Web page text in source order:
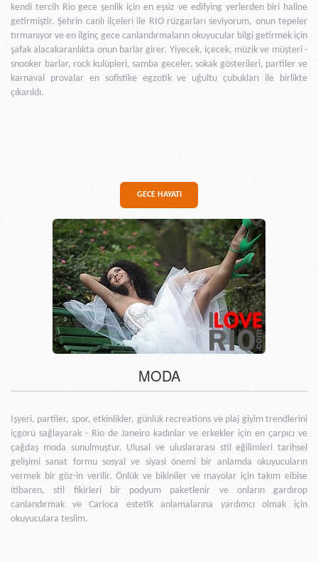
kendi tercih Rio gece şenlik için en eşsiz ve edifying yerlerden biri haline
getirmiştir. Şehrin canlı ilçeleri ile RIO rüzgarları seviyorum, onun tepeler
tırmanıyor ve en ilginç gece canlandırmaların okuyucular bilgi getirmek için
şafak alacakaranlıkta onun barlar girer. Yiyecek, içecek, müzik ve müşteri -
snooker barlar, rock kulüpleri, samba geceler, sokak gösterileri, partiler ve
karnaval provalar en sofistike egzotik ve uğultu çubukları ile birlikte
çıkarıldı.
GECE HAYATI
MODA
Işyeri, partiler, spor, etkinlikler, günlük recreations ve plaj giyim trendlerini
içgörü sağlayarak - Rio de Janeiro kadınlar ve erkekler için en çarpıcı ve
çağdaş moda sunulmuştur. Ulusal ve uluslararası stil eğilimleri tarihsel
gelişimi sanat formu sosyal ve siyasi önemi bir anlamda okuyucuların
vermek bir göz-in verilir. Önlük ve bikiniler ve mayolar için takım elbise
itibaren, stil fikirleri bir podyum paketlenir ve onların gardırop
canlandırmak ve Carioca estetik anlamalarına yardımcı olmak için
okuyuculara teslim.